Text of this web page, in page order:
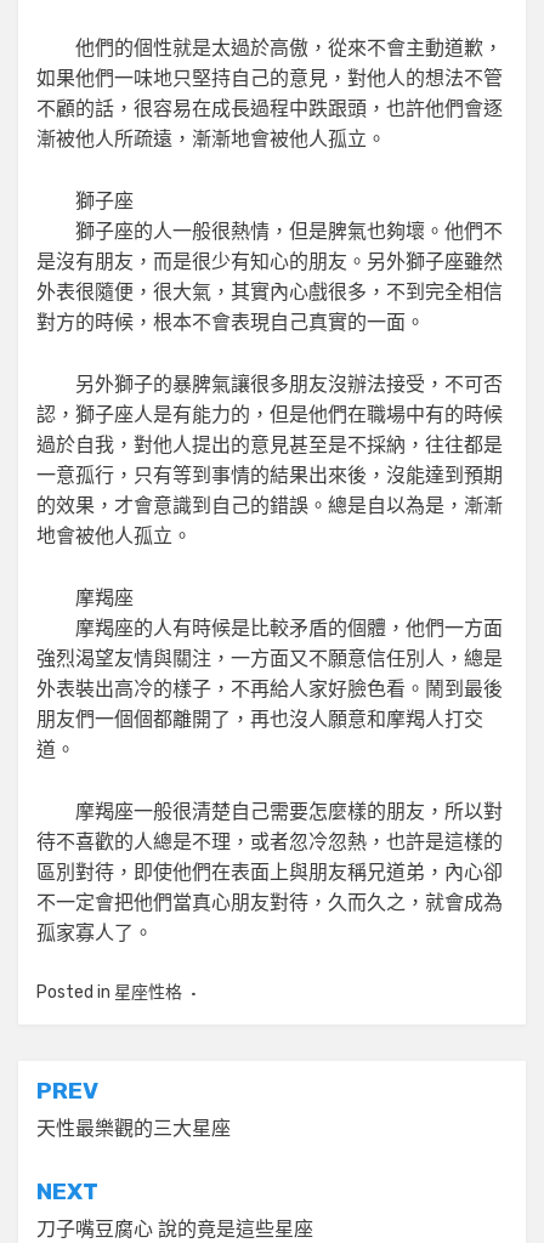
他們的個性就是太過於高傲，從來不會主動道歉，
如果他們一味地只堅持自己的意見，對他人的想法不管
不顧的話，很容易在成長過程中跌跟頭，也許他們會逐
漸被他人所疏遠，漸漸地會被他人孤立。
獅子座
獅子座的人一般很熱情，但是脾氣也夠壞。他們不
是沒有朋友，而是很少有知心的朋友。另外獅子座雖然
外表很隨便，很大氣，其實內心戲很多，不到完全相信
對方的時候，根本不會表現自己真實的一面。
另外獅子的暴脾氣讓很多朋友沒辦法接受，不可否
認，獅子座人是有能力的，但是他們在職場中有的時候
過於自我，對他人提出的意見甚至是不採納，往往都是
一意孤行，只有等到事情的結果出來後，沒能達到預期
的效果，才會意識到自己的錯誤。總是自以為是，漸漸
地會被他人孤立。
摩羯座
摩羯座的人有時候是比較矛盾的個體，他們一方面
強烈渴望友情與關注，一方面又不願意信任別人，總是
外表裝出高冷的樣子，不再給人家好臉色看。鬧到最後
朋友們一個個都離開了，再也沒人願意和摩羯人打交
道。
摩羯座一般很清楚自己需要怎麼樣的朋友，所以對
待不喜歡的人總是不理，或者忽冷忽熱，也許是這樣的
區別對待，即使他們在表面上與朋友稱兄道弟，內心卻
不一定會把他們當真心朋友對待，久而久之，就會成為
孤家寡人了。
Posted in 星座性格
文
章
導
覽
PREV
天性最樂觀的三大星座
NEXT
刀子嘴豆腐心 說的竟是這些星座